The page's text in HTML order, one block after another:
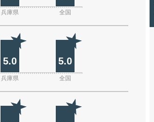
兵庫県 全国
5.0 5.0
兵庫県 全国